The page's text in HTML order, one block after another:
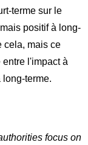
terme sur le
positif à long-
cela, mais ce
l'impact à
long-terme.
focus on